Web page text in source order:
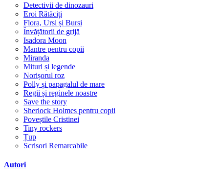
Detectivii de dinozauri
Eroi Rătăciți
Flora, Ursi și Bursi
Învățătorii de grijă
Isadora Moon
Mantre pentru copii
Miranda
Mituri și legende
Norișorul roz
Polly și papagalul de mare
Regii și reginele noastre
Save the story
Sherlock Holmes pentru copii
Poveștile Cristinei
Tiny rockers
Țup
Scrisori Remarcabile
Autori